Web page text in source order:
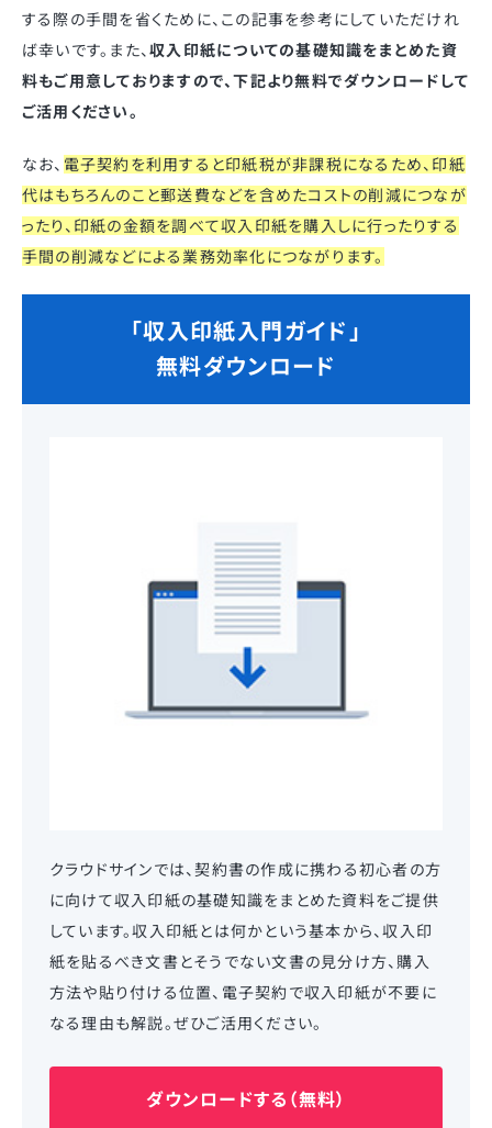
する際の手間を省くために、この記事を参考にしていただけれ
ば幸いです。また、収入印紙についての基礎知識をまとめた資
料もご用意しておりますので、下記より無料でダウンロードして
ご活用ください。
なお、 電子契約を利用すると印紙税が非課税になるため、印紙
代はもちろんのこと郵送費などを含めたコストの削減につなが
ったり、印紙の金額を調べて収入印紙を購入しに行ったりする
手間の削減などによる業務効率化につながります。
「収入印紙入門ガイド」
無料ダウンロード
クラウドサインでは、契約書の作成に携わる初心者の方
に向けて収入印紙の基礎知識をまとめた資料をご提供
しています。収入印紙とは何かという基本から、収入印
紙を貼るべき文書とそうでない文書の見分け方、購入
方法や貼り付ける位置、電子契約で収入印紙が不要に
なる理由も解説。ぜひご活用ください。
ダウンロードする（無料）